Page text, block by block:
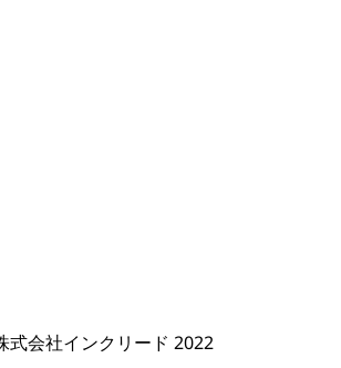
式会社インクリード 2022